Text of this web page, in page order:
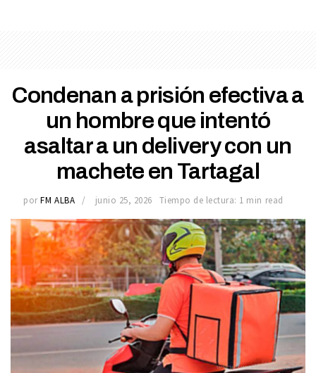
Condenan a prisión efectiva a
un hombre que intentó
asaltar a un delivery con un
machete en Tartagal
por FM ALBA junio 25, 2026 Tiempo de lectura: 1 min read